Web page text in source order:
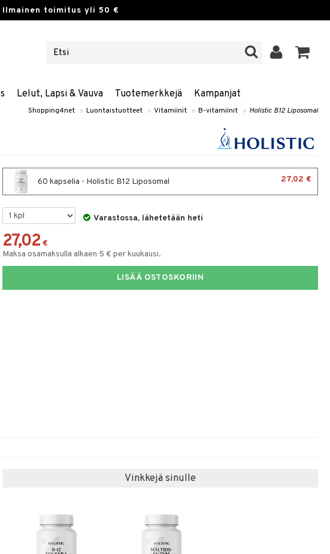
Ilmainen toimitus yli 50 €
Lelut, Lapsi & Vauva Tuotemerkkejä Kampanjat
Shopping4net » Luontaistuotteet » Vitamiinit » B-vitamiinit » Holistic B12 Liposomal
60 kapselia - Holistic B12 Liposomal 27,02 €
Varastossa, lähetetään heti
27,02 €
Maksa osamaksulla alkaen 5 € per kuukausi.
LISÄÄ OSTOSKORIIN
Vinkkejä sinulle